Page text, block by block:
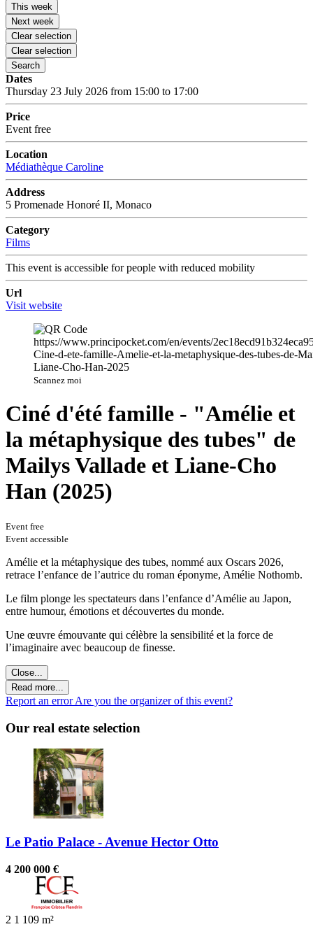
This week
Next week
Clear selection
Clear selection
Search
Dates
Thursday 23 July 2026 from 15:00 to 17:00
Price
Event free
Location
Médiathèque Caroline
Address
5 Promenade Honoré II, Monaco
Category
Films
This event is accessible for people with reduced mobility
Url
Visit website
Scannez moi
Ciné d'été famille - "Amélie et
la métaphysique des tubes" de
Mailys Vallade et Liane-Cho
Han (2025)
Event free
Event accessible
Amélie et la métaphysique des tubes, nommé aux Oscars 2026,
retrace l’enfance de l’autrice du roman éponyme, Amélie Nothomb.
Le film plonge les spectateurs dans l’enfance d’Amélie au Japon,
entre humour, émotions et découvertes du monde.
Une œuvre émouvante qui célèbre la sensibilité et la force de
l’imaginaire avec beaucoup de finesse.
Close...
Read more...
Report an errorAre you the organizer of this event?
Our real estate selection
Le Patio Palace - Avenue Hector Otto
4 200 000 €
2 1 109 m²